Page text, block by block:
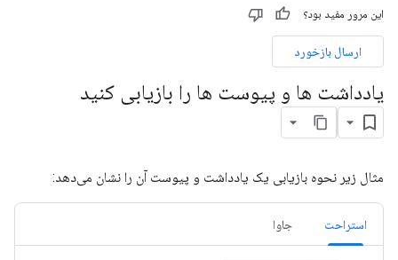
این مرور مفید بود؟
ارسال بازخورد
یادداشت ها و پیوست ها را بازیابی کنید
مثال زیر نحوه بازیابی یک یادداشت و پیوست آن را نشان می‌دهد:
استراحت جاوا